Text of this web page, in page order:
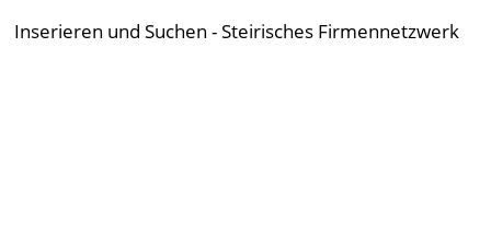
Inserieren und Suchen - Steirisches Firmennetzwerk